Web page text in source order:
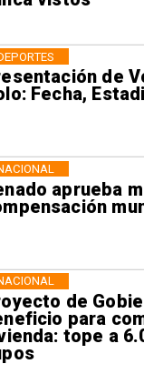
de
Fecha,
aprueba
de
para
tope a